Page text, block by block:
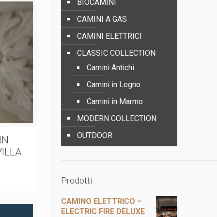
BIOCAMINI
CAMINI A GAS
CAMINI ELETTRICI
CLASSIC COLLECTION
Camini Antichi
Camini in Legno
Camini in Marmo
MODERN COLLECTION
OUTDOOR
Prodotti
CAMINO ELETTRICO –
ELECTRIC FIRE DELUXE